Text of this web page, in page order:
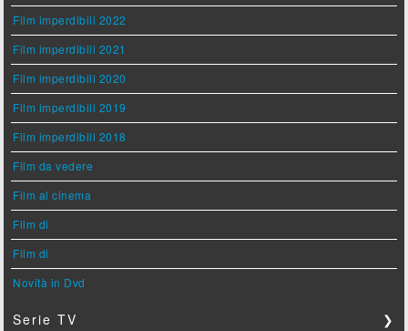
Film imperdibili 2022
Film imperdibili 2021
Film imperdibili 2020
Film imperdibili 2019
Film imperdibili 2018
Film da vedere
Film al cinema
Film di
Film di
Novità in Dvd
Serie TV ❯